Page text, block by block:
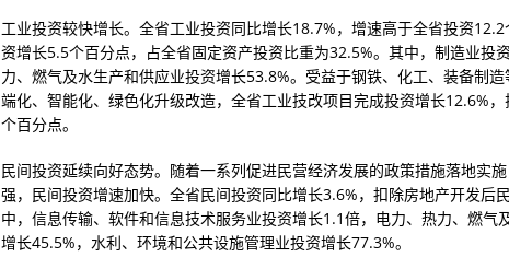
工业投资较快增长。全省工业投资同比增长18.7%，增速高于全省投资
资增长5.5个百分点，占全省固定资产投资比重为32.5%。其中，制造业投
力、燃气及水生产和供应业投资增长53.8%。受益于钢铁、化工、装备制
端化、智能化、绿色化升级改造，全省工业技改项目完成投资增长12.6%
个百分点。
民间投资延续向好态势。随着一系列促进民营经济发展的政策措施落地实
强，民间投资增速加快。全省民间投资同比增长3.6%，扣除房地产开发后
中，信息传输、软件和信息技术服务业投资增长1.1倍，电力、热力、燃气
增长45.5%，水利、环境和公共设施管理业投资增长77.3%。